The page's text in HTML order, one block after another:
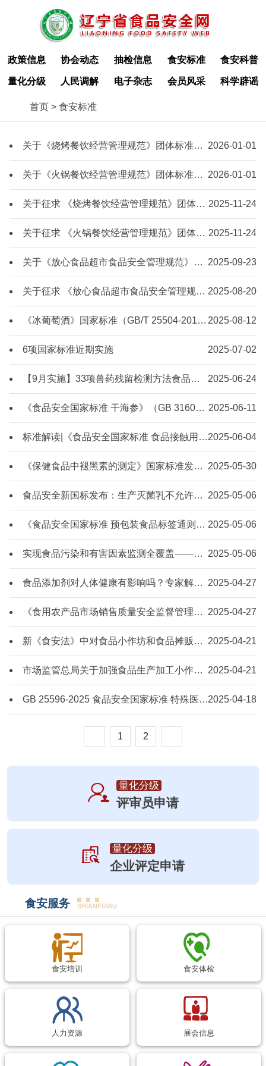
政策信息 协会动态 抽检信息 食安标准 食安科普
量化分级 人民调解 电子杂志 会员风采 科学辟谣
量化分级
评审员申请
量化分级
企业评定申请
食安服务 SHIANFUWU
食安培训 食安体检
人力资源 展会信息
首页 > 食安标准
关于《烧烤餐饮经营管理规范》团体标准的公示 2026-01-01
关于《火锅餐饮经营管理规范》团体标准的公示 2026-01-01
关于征求 《烧烤餐饮经营管理规范》团体标准草案意见的通知 2025-11-24
关于征求 《火锅餐饮经营管理规范》团体标准草案意见的通知 2025-11-24
关于《放心食品超市食品安全管理规范》团体标准的公示 2025-09-23
关于征求 《放心食品超市食品安全管理规范》团体标准草案意见的通知 2025-08-20
《冰葡萄酒》国家标准（GB/T 25504-2010）解读 2025-08-12
6项国家标准近期实施 2025-07-02
【9月实施】33项兽药残留检测方法食品安全国家标准 2025-06-24
《食品安全国家标准 干海参》（GB 31602—2015） 2025-06-11
标准解读|《食品安全国家标准 食品接触用竹木材料及制品》 2025-06-04
《保健食品中褪黑素的测定》国家标准发布 2025-05-30
食品安全新国标发布：生产灭菌乳不允许使用复原乳 2025-05-06
《食品安全国家标准 预包装食品标签通则》（GB 7718-2025）解读 2025-05-06
实现食品污染和有害因素监测全覆盖——《食品安全国家标准 食品中污染物限量》国家标准应用解读 2025-05-06
食品添加剂对人体健康有影响吗？专家解读新国标 2025-04-27
《食用农产品市场销售质量安全监督管理办法》 2025-04-27
新《食安法》中对食品小作坊和食品摊贩的规定 2025-04-21
市场监管总局关于加强食品生产加工小作坊监管工作的指导意见 2025-04-21
GB 25596-2025 食品安全国家标准 特殊医学用途婴儿配方食品通则 2025-04-18
1 2